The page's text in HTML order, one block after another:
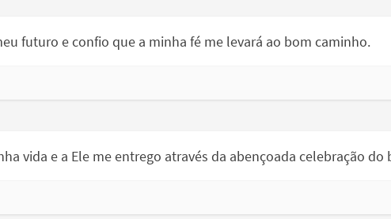
futuro e confio que a minha fé me levará ao bom caminho.
vida e a Ele me entrego através da abençoada celebração do